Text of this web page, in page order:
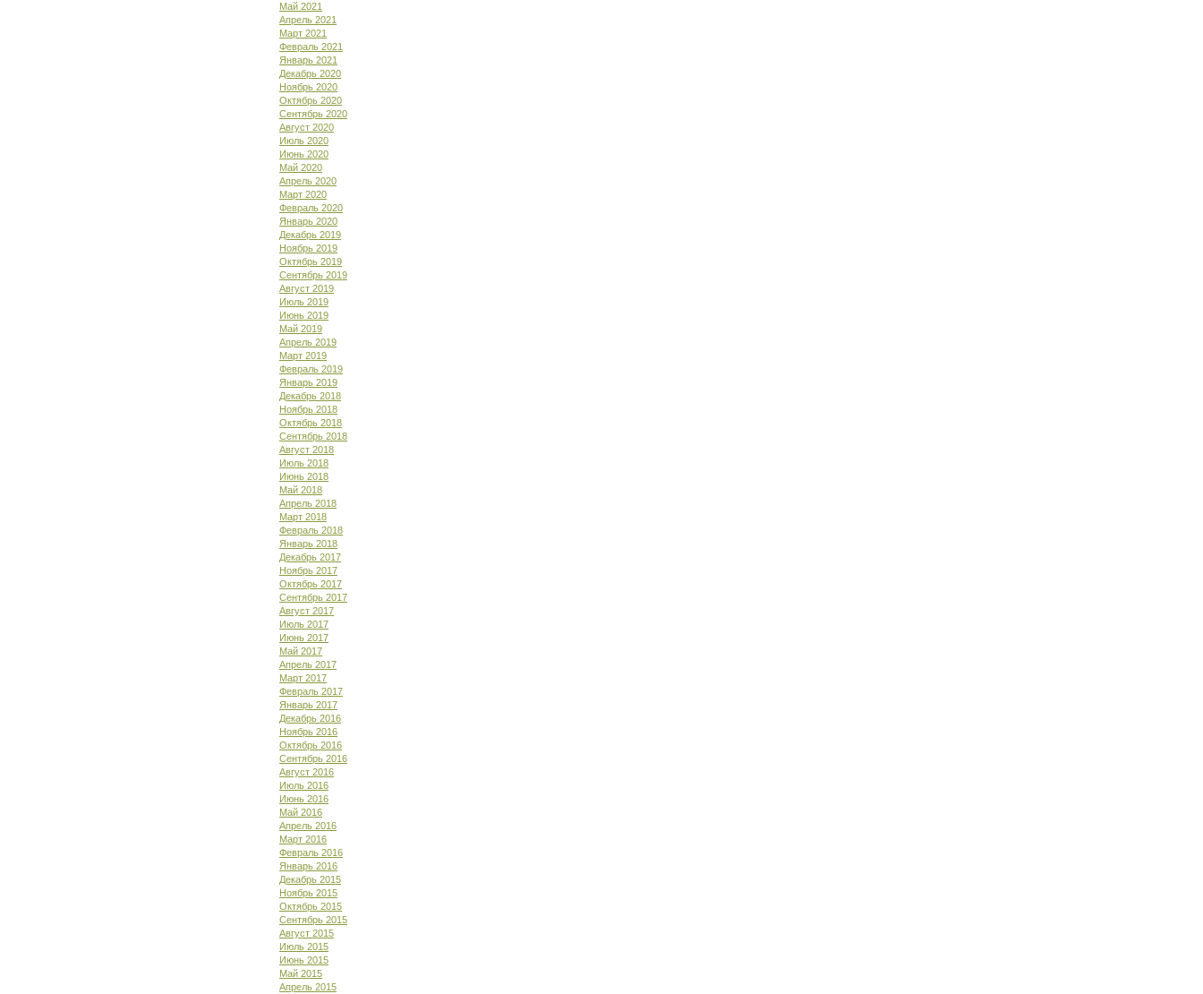
Май 2021
Апрель 2021
Март 2021
Февраль 2021
Январь 2021
Декабрь 2020
Ноябрь 2020
Октябрь 2020
Сентябрь 2020
Август 2020
Июль 2020
Июнь 2020
Май 2020
Апрель 2020
Март 2020
Февраль 2020
Январь 2020
Декабрь 2019
Ноябрь 2019
Октябрь 2019
Сентябрь 2019
Август 2019
Июль 2019
Июнь 2019
Май 2019
Апрель 2019
Март 2019
Февраль 2019
Январь 2019
Декабрь 2018
Ноябрь 2018
Октябрь 2018
Сентябрь 2018
Август 2018
Июль 2018
Июнь 2018
Май 2018
Апрель 2018
Март 2018
Февраль 2018
Январь 2018
Декабрь 2017
Ноябрь 2017
Октябрь 2017
Сентябрь 2017
Август 2017
Июль 2017
Июнь 2017
Май 2017
Апрель 2017
Март 2017
Февраль 2017
Январь 2017
Декабрь 2016
Ноябрь 2016
Октябрь 2016
Сентябрь 2016
Август 2016
Июль 2016
Июнь 2016
Май 2016
Апрель 2016
Март 2016
Февраль 2016
Январь 2016
Декабрь 2015
Ноябрь 2015
Октябрь 2015
Сентябрь 2015
Август 2015
Июль 2015
Июнь 2015
Май 2015
Апрель 2015